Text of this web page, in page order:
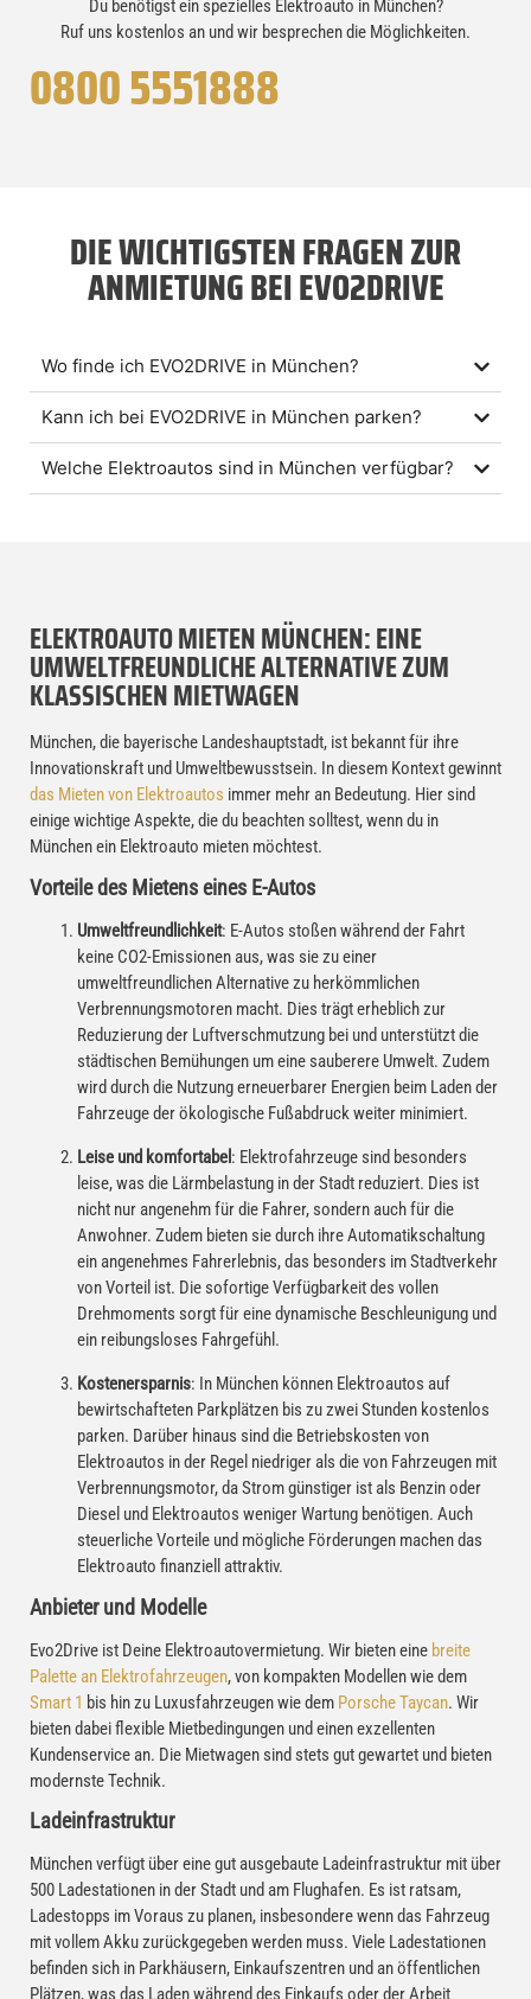
Du benötigst ein spezielles Elektroauto in München?
Ruf uns kostenlos an und wir besprechen die Möglichkeiten.
0800 5551888
DIE WICHTIGSTEN FRAGEN ZUR
ANMIETUNG BEI EVO2DRIVE
Wo finde ich EVO2DRIVE in München?
Kann ich bei EVO2DRIVE in München parken?
Welche Elektroautos sind in München verfügbar?
ELEKTROAUTO MIETEN MÜNCHEN: EINE
UMWELTFREUNDLICHE ALTERNATIVE ZUM
KLASSISCHEN MIETWAGEN
München, die bayerische Landeshauptstadt, ist bekannt für ihre
Innovationskraft und Umweltbewusstsein. In diesem Kontext gewinnt
das Mieten von Elektroautos immer mehr an Bedeutung. Hier sind
einige wichtige Aspekte, die du beachten solltest, wenn du in
München ein Elektroauto mieten möchtest.
Vorteile des Mietens eines E-Autos
Umweltfreundlichkeit: E-Autos stoßen während der Fahrt
keine CO2-Emissionen aus, was sie zu einer
umweltfreundlichen Alternative zu herkömmlichen
Verbrennungsmotoren macht. Dies trägt erheblich zur
Reduzierung der Luftverschmutzung bei und unterstützt die
städtischen Bemühungen um eine sauberere Umwelt. Zudem
wird durch die Nutzung erneuerbarer Energien beim Laden der
Fahrzeuge der ökologische Fußabdruck weiter minimiert.
Leise und komfortabel : Elektrofahrzeuge sind besonders
leise, was die Lärmbelastung in der Stadt reduziert. Dies ist
nicht nur angenehm für die Fahrer, sondern auch für die
Anwohner. Zudem bieten sie durch ihre Automatikschaltung
ein angenehmes Fahrerlebnis, das besonders im Stadtverkehr
von Vorteil ist. Die sofortige Verfügbarkeit des vollen
Drehmoments sorgt für eine dynamische Beschleunigung und
ein reibungsloses Fahrgefühl.
Kostenersparnis: In München können Elektroautos auf
bewirtschafteten Parkplätzen bis zu zwei Stunden kostenlos
parken. Darüber hinaus sind die Betriebskosten von
Elektroautos in der Regel niedriger als die von Fahrzeugen mit
Verbrennungsmotor, da Strom günstiger ist als Benzin oder
Diesel und Elektroautos weniger Wartung benötigen. Auch
steuerliche Vorteile und mögliche Förderungen machen das
Elektroauto finanziell attraktiv.
Anbieter und Modelle
Evo2Drive ist Deine Elektroautovermietung. Wir bieten eine breite
Palette an Elektrofahrzeugen, von kompakten Modellen wie dem
Smart 1 bis hin zu Luxusfahrzeugen wie dem Porsche Taycan. Wir
bieten dabei flexible Mietbedingungen und einen exzellenten
Kundenservice an. Die Mietwagen sind stets gut gewartet und bieten
modernste Technik.
Ladeinfrastruktur
München verfügt über eine gut ausgebaute Ladeinfrastruktur mit über
500 Ladestationen in der Stadt und am Flughafen. Es ist ratsam,
Ladestopps im Voraus zu planen, insbesondere wenn das Fahrzeug
mit vollem Akku zurückgegeben werden muss. Viele Ladestationen
befinden sich in Parkhäusern, Einkaufszentren und an öffentlichen
Plätzen, was das Laden während des Einkaufs oder der Arbeit